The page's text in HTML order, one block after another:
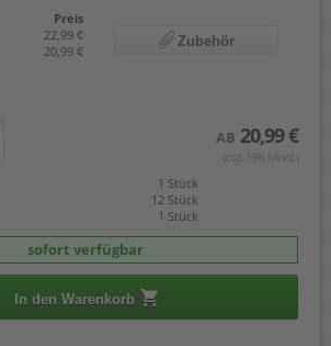
Preis
22,99 €
20,99 €
Zubehör
AB 20,99 €
(zzgl. 19% Mwst.)
1 Stück
12 Stück
1 Stück
sofort verfügbar
In den Warenkorb